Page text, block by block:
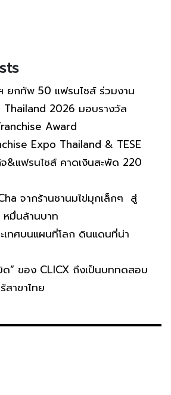
ยกทัพ 50 แฟรนไชส์ ร่วมงาน
Thailand 2026 มอบรางวัล
Award
Expo Thailand & TESE
แฟรนไชส์ คาดเงินสะพัด 220
จากร้านชานมไข่มุกเล็กๆ สู่
หมื่นล้านบาท
ะเทศบนแผนที่โลก ดินแดนที่น่า
ด” ของ CLICX ถึงเป็นบททดสอบ
สาขาไทย